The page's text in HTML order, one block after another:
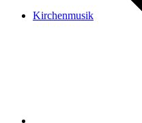
Kirchenmusik